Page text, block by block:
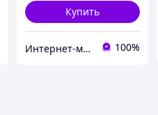
Купить
Интернет-магазин "ДОЛЯ Текстиль" 100%